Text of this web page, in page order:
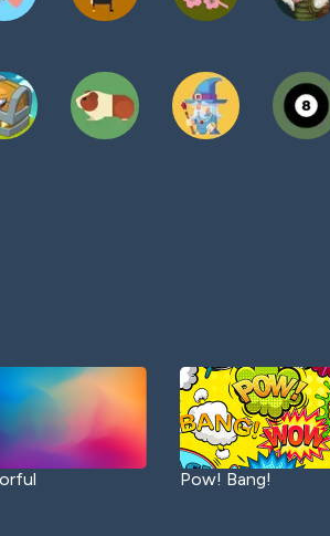
Pow! Bang!